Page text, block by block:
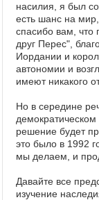
насилия, я был
есть шанс на
спасибо вам,
друг Перес",
Иордании и
автономии и
имеют никакого
Но в середине
решение будет
это было в 1992
мы делаем, и
Давайте все
изучение